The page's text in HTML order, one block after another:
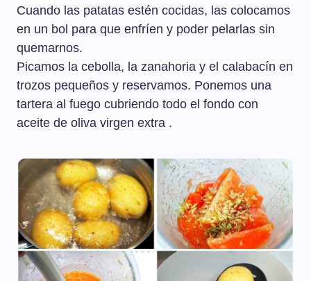
Cuando las patatas estén cocidas, las colocamos
en un bol para que enfríen y poder pelarlas sin
quemarnos.
Picamos la cebolla, la zanahoria y el calabacín en
trozos pequeños y reservamos. Ponemos una
tartera al fuego cubriendo todo el fondo con
aceite de oliva virgen extra .